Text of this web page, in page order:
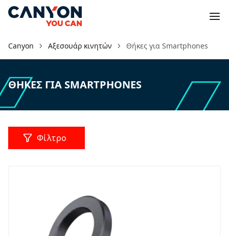
Canyon Αξεσουάρ κινητών Θήκες για Smartphones
ΘΉΚΕΣ ΓΙΑ SMARTPHONES
Φίλτρο